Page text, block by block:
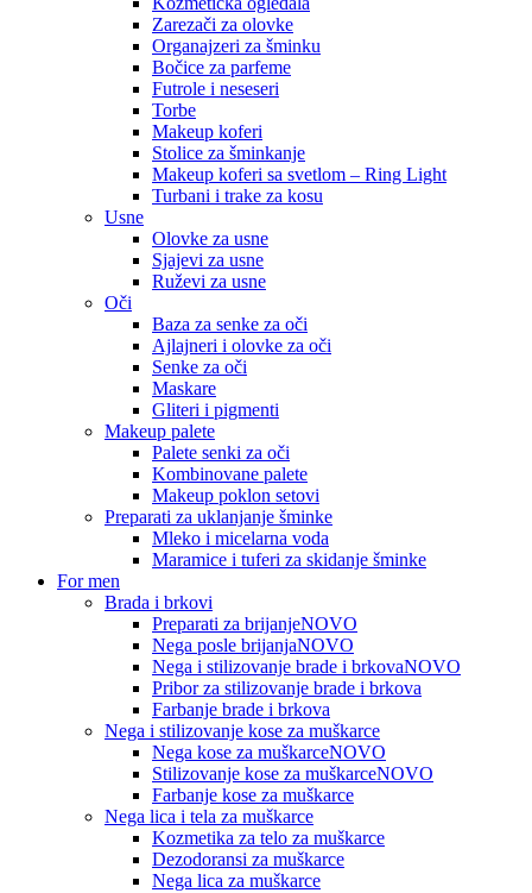
Zarezači za olovke
Organajzeri za šminku
Bočice za parfeme
Futrole i neseseri
Torbe
Makeup koferi
Stolice za šminkanje
Makeup koferi sa svetlom – Ring Light
Turbani i trake za kosu
Usne
Olovke za usne
Sjajevi za usne
Ruževi za usne
Oči
Baza za senke za oči
Ajlajneri i olovke za oči
Senke za oči
Maskare
Gliteri i pigmenti
Makeup palete
Palete senki za oči
Kombinovane palete
Makeup poklon setovi
Preparati za uklanjanje šminke
Mleko i micelarna voda
Maramice i tuferi za skidanje šminke
For men
Brada i brkovi
Preparati za brijanjeNOVO
Nega posle brijanjaNOVO
Nega i stilizovanje brade i brkovaNOVO
Pribor za stilizovanje brade i brkova
Farbanje brade i brkova
Nega i stilizovanje kose za muškarce
Nega kose za muškarceNOVO
Stilizovanje kose za muškarceNOVO
Farbanje kose za muškarce
Nega lica i tela za muškarce
Kozmetika za telo za muškarce
Dezodoransi za muškarce
Nega lica za muškarce